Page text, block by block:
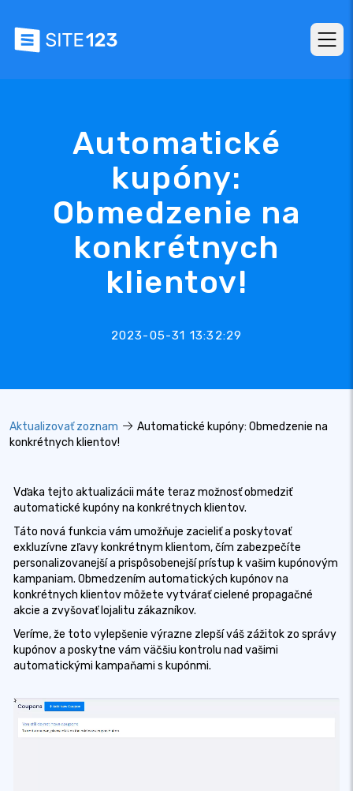
Automatické
kupóny:
Obmedzenie na
konkrétnych
klientov!
2023-05-31 13:32:29
Aktualizovať zoznam
Automatické kupóny: Obmedzenie na
konkrétnych klientov!
Vďaka tejto aktualizácii máte teraz možnosť obmedziť
automatické kupóny na konkrétnych klientov.
Táto nová funkcia vám umožňuje zacieliť a poskytovať
exkluzívne zľavy konkrétnym klientom, čím zabezpečíte
personalizovanejší a prispôsobenejší prístup k vašim kupónovým
kampaniam. Obmedzením automatických kupónov na
konkrétnych klientov môžete vytvárať cielené propagačné
akcie a zvyšovať lojalitu zákazníkov.
Veríme, že toto vylepšenie výrazne zlepší váš zážitok zo správy
kupónov a poskytne vám väčšiu kontrolu nad vašimi
automatickými kampaňami s kupónmi.